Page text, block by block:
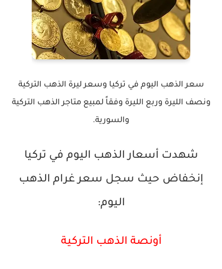
سعر الذهب اليوم في تركيا وسعر ليرة الذهب التركية
ونصف الليرة وربع الليرة وفقاً لمبيع متاجر الذهب التركية
والسورية.
شهدت أسعار الذهب اليوم في تركيا
إنخفاض حيث سجل سعر غرام الذهب
اليوم:
أونصة الذهب التركية